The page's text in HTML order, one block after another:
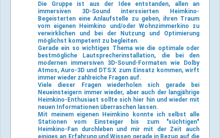
Die Gruppe ist aus der Idee entstanden, allen an
immersiven 3D-Sound interssierten Heimkino-
Begeisterten eine Anlaufstelle zu geben, ihren Traum
vom eigenen Heimkino und/oder Wohnzimmerkino zu
verwirklichen und bei der Nutzung und Optimierung
möglichst kompetent zu begleiten.
Gerade ein so wichtiges Thema wie die optimale oder
bestmögliche Lautsprecherinstallation, die bei den
modernen immersiven 3D-Sound-Formaten wie Dolby
Atmos, Auro-3D und DTS:X zum Einsatz kommen, wirft
immer wieder zahlreiche Fragen auf.
Viele dieser Fragen wiederholen sich gerade bei
Neueinsteigern immer wieder, aber auch der langjährige
Heimkino-Enthusiast sollte sich hier hin und wieder mit
neuen Informationen überraschen lassen.
Mit meinem eigenen Heimkino konnte ich selbst alle
Stationen vom Einsteiger bis zum "süchtigen"
Heimkino-Fan durchleben und mir mit der Zeit auch
einiges an Erfahrung und Wissen gerade in Bezug auf die